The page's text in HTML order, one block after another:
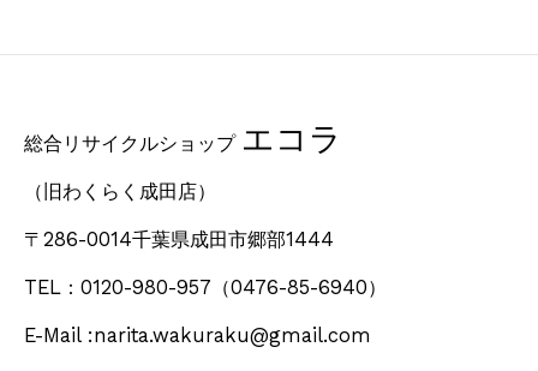
総合リサイクルショップ エコラ
（旧わくらく成田店）
〒286-0014千葉県成田市郷部1444
TEL：0120-980-957 （0476-85-6940）
E-Mail :narita.wakuraku@gmail.com